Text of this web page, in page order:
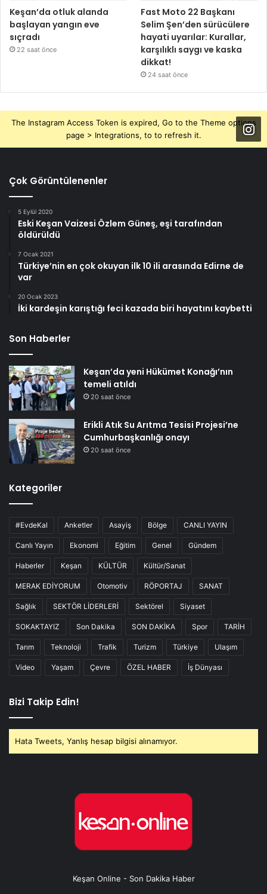
Keşan’da otluk alanda
başlayan yangın eve
sıçradı
22 saat önce
Fast Moto 22 Başkanı
Selim Şen’den sürücülere
hayati uyarılar: Kurallar,
karşılıklı saygı ve kaska
dikkat!
24 saat önce
The Instagram Access Token is expired, Go to the Theme options
page > Integrations, to to refresh it.
Çok Görüntülenenler
5 Eylül 2020
Eski Keşan Vaizesi Özlem Güneş, eşi tarafından
öldürüldü
7 Ocak 2021
Türkiye’nin en çok okuyan ilk 10 ili arasında Edirne de
var
20 Ocak 2023
İki kardeşin karıştığı feci kazada biri hayatını kaybetti
Son Haberler
Keşan’da yeni Hükümet Konağı’nın
temeli atıldı
20 saat önce
Erikli Atık Su Arıtma Tesisi Projesi’ne
Cumhurbaşkanlığı onayı
20 saat önce
Kategoriler
#EvdeKal Anketler Asayiş Bölge CANLI YAYIN
Canlı Yayın Ekonomi Eğitim Genel Gündem
Haberler Keşan KÜLTÜR Kültür/Sanat
MERAK EDİYORUM Otomotiv RÖPORTAJ SANAT
Sağlık SEKTÖR LİDERLERİ Sektörel Siyaset
SOKAKTAYIZ Son Dakika SON DAKİKA Spor TARİH
Tarım Teknoloji Trafik Turizm Türkiye Ulaşım
Video Yaşam Çevre ÖZEL HABER İş Dünyası
Bizi Takip Edin!
Hata Tweets, Yanlış hesap bilgisi alınamıyor.
Keşan Online - Son Dakika Haber